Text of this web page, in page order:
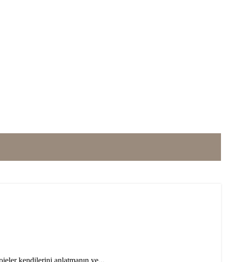
kendilerini anlatmanın ye...